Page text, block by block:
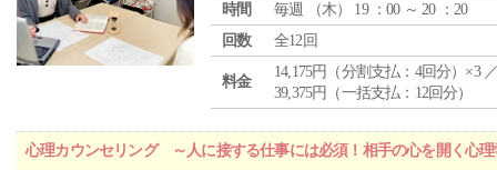
時間
毎週 （木） 19 ：00 ～ 20 ：20
回数
全12回
料金
14,175円（分割支払：4回分）×3
39,375円（一括支払：12回分）
心理カウンセリング ～人に接する仕事には必須！相手の心を開く心理